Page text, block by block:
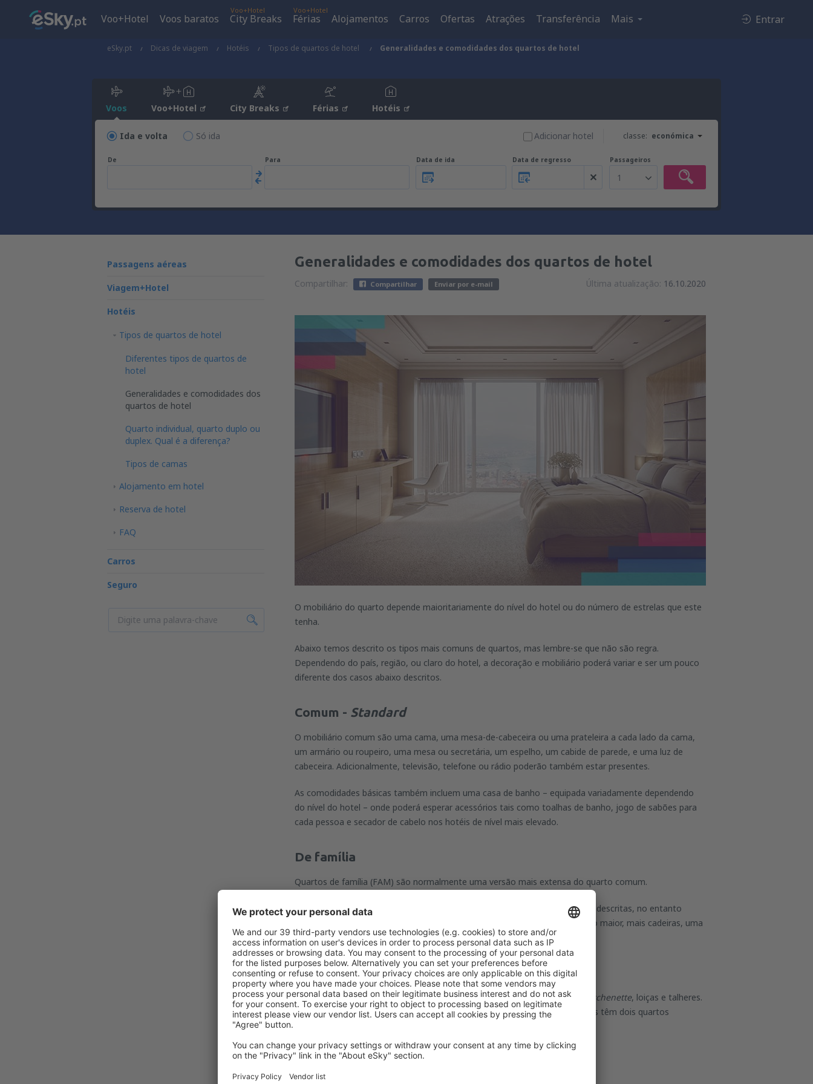
Voo+Hotel Voos baratos
Voo+Hotel
City Breaks
Voo+Hotel
Férias Alojamentos Carros Ofertas Atrações Transferência Mais Entrar
eSky.pt Dicas de viagem Hotéis Tipos de quartos de hotel Generalidades e comodidades dos quartos de hotel
Voos Voo+Hotel City Breaks Férias Hotéis
Ida e volta Só ida classe: económica
Adicionar hotel
De Para Data de ida Data de regresso Passageiros
1
Passagens aéreas
Viagem+Hotel
Hotéis
Tipos de quartos de hotel
Diferentes tipos de quartos de
hotel
Generalidades e comodidades dos
quartos de hotel
Quarto individual, quarto duplo ou
duplex. Qual é a diferença?
Tipos de camas
Alojamento em hotel
Reserva de hotel
FAQ
Carros
Seguro
Generalidades e comodidades dos quartos de hotel
Compartilhar: Compartilhar Enviar por e-mail Última atualização: 16.10.2020
O mobiliário do quarto depende maioritariamente do nível do hotel ou do número de estrelas que este
tenha.
Abaixo temos descrito os tipos mais comuns de quartos, mas lembre-se que não são regra.
Dependendo do país, região, ou claro do hotel, a decoração e mobiliário poderá variar e ser um pouco
diferente dos casos abaixo descritos.
Comum - Standard
O mobiliário comum são uma cama, uma mesa-de-cabeceira ou uma prateleira a cada lado da cama,
um armário ou roupeiro, uma mesa ou secretária, um espelho, um cabide de parede, e uma luz de
cabeceira. Adicionalmente, televisão, telefone ou rádio poderão também estar presentes.
As comodidades básicas também incluem uma casa de banho – equipada variadamente dependendo
do nível do hotel – onde poderá esperar acessórios tais como toalhas de banho, jogo de sabões para
cada pessoa e secador de cabelo nos hotéis de nível mais elevado.
De família
Quartos de família (FAM) são normalmente uma versão mais extensa do quarto comum.
Quartos deste tipo são maiores. As facilidades não variam muito das acima descritas, no entanto
poderão estar preparados para um maior número de hóspedes (um roupeiro maior, mais cadeiras, uma
casa de banho maior).
Apartamentos
Apartamentos (APT) oferecem as facilidades comuns e outras tais como kitchenette, loiças e talheres.
Poderá preparar as suas próprias refeições. Algumas vezes os apartamentos têm dois quartos